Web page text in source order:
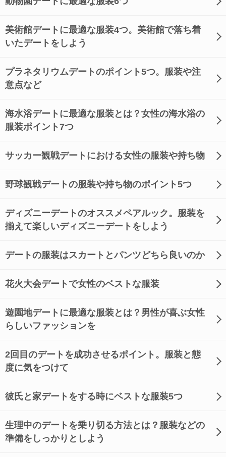
美術館デートに最適な服装4つ。美術館で落ち着
いたデートをしよう
プラネタリウムデートのポイント5つ。服装や注
意点など
海水浴デートに最適な服装とは？女性の海水浴の
服装ポイント7つ
サッカー観戦デートにおける女性の服装や持ち物
野球観戦デートの服装や持ち物のポイント5つ
ディズニーデートのオススメペアルック。服装を
揃えて楽しいディズニーデートをしよう
デートの服装はスカートとパンツどちら良いのか
花火大会デートで女性のベストな服装
遊園地デートに最適な服装とは？男性が喜ぶ女性
らしいファッションを
2回目のデートを成功させるポイント。服装と態
度に気をつけて
彼氏と家デートをする時にベストな服装5つ
生理中のデートを乗り切る方法とは？服装などの
準備をしっかりとしよう